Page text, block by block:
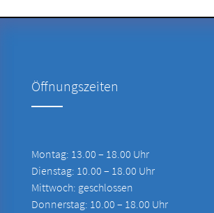
Öffnungszeiten
Montag: 13.00 – 18.00 Uhr
Dienstag: 10.00 – 18.00 Uhr
Mittwoch: geschlossen
Donnerstag: 10.00 – 18.00 Uhr